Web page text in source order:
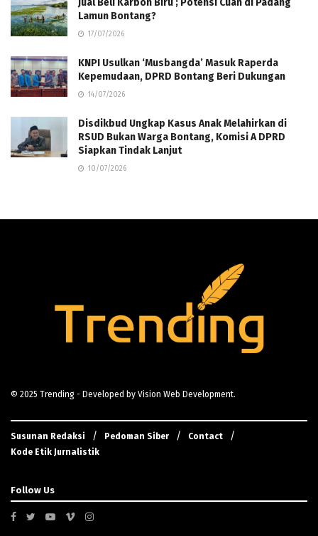
Lamun Bontang?
17/07/2026
KNPI Usulkan ‘Musbangda’ Masuk Raperda
Kepemudaan, DPRD Bontang Beri Dukungan
14/07/2026
Disdikbud Ungkap Kasus Anak Melahirkan di
RSUD Bukan Warga Bontang, Komisi A DPRD
Siapkan Tindak Lanjut
10/07/2026
© 2025 Trending - Developed by Vision Web Development.
Susunan Redaksi Pedoman Siber
Contact
Kode Etik Jurnalistik
Follow Us